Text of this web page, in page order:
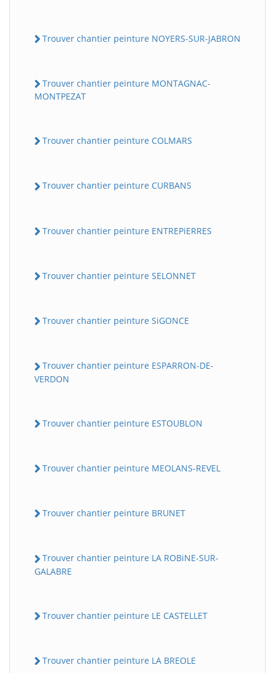
Trouver chantier peinture NOYERS-SUR-JABRON
Trouver chantier peinture MONTAGNAC-
MONTPEZAT
Trouver chantier peinture COLMARS
Trouver chantier peinture CURBANS
Trouver chantier peinture ENTREPiERRES
Trouver chantier peinture SELONNET
Trouver chantier peinture SiGONCE
Trouver chantier peinture ESPARRON-DE-
VERDON
Trouver chantier peinture ESTOUBLON
Trouver chantier peinture MEOLANS-REVEL
Trouver chantier peinture BRUNET
Trouver chantier peinture LA ROBiNE-SUR-
GALABRE
Trouver chantier peinture LE CASTELLET
Trouver chantier peinture LA BREOLE